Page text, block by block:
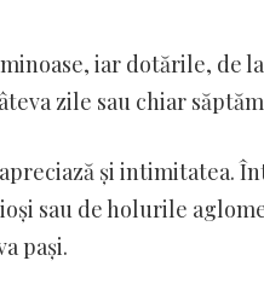
iar dotările, de
zile sau chiar
și intimitatea.
sau de holurile
pași.